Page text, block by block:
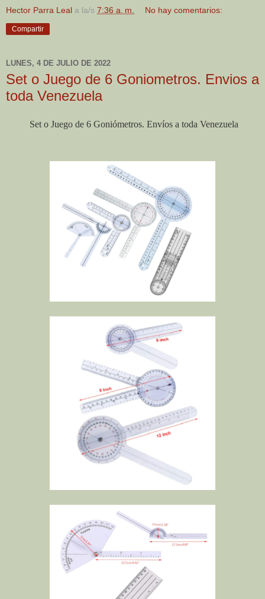
Hector Parra Leal a la/s 7:36 a. m. No hay comentarios:
Compartir
LUNES, 4 DE JULIO DE 2022
Set o Juego de 6 Goniometros. Envios a
toda Venezuela
Set o Juego de 6 Goniómetros. Envíos a toda Venezuela